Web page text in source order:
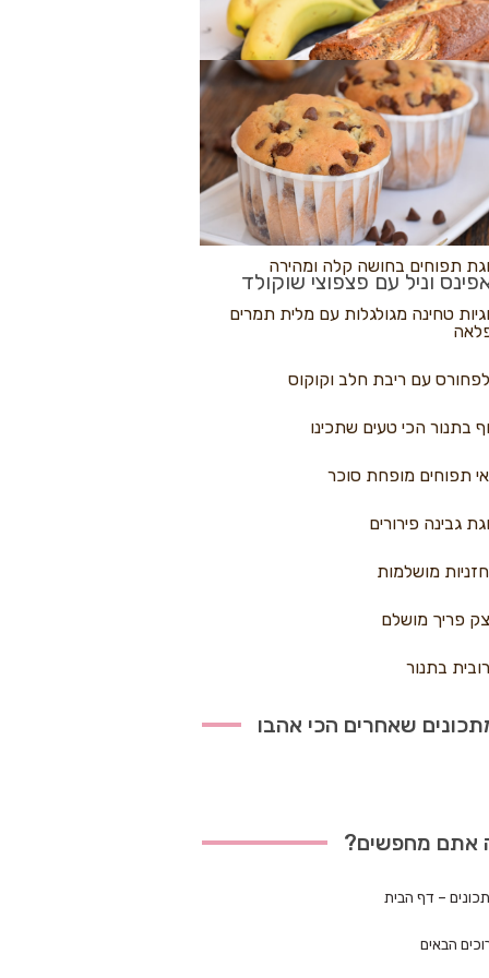
פיצה
בננות
וניל עם פצפוצי שוקולד
נקראים
תפוחים בחושה קלה ומהירה
טחינה מגולגלות עם מלית תמרים
עם ריבת חלב וקוקוס
בתנור הכי טעים שתכינו
תפוחים מופחת סוכר
גבינה פירורים
מושלמות
פריך מושלם
בתנור
שאחרים הכי אהבו
אתם מחפשים?
– דף הבית
הבאים